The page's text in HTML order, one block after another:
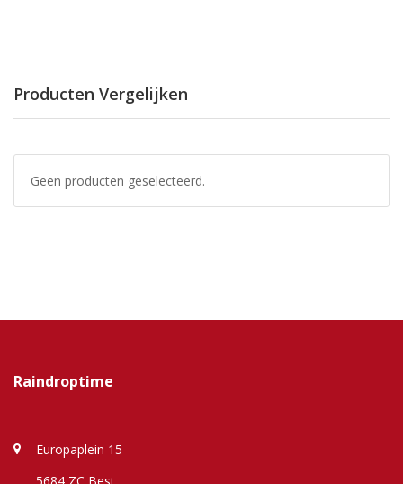
Producten Vergelijken
Geen producten geselecteerd.
Raindroptime
Europaplein 15